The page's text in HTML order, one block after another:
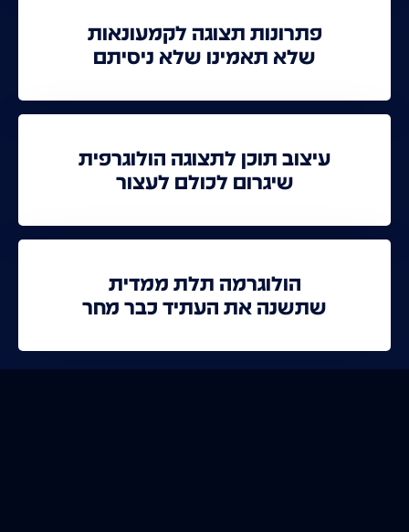
פתרונות תצוגה לקמעונאות
שלא תאמינו שלא ניסיתם
עיצוב תוכן לתצוגה הולוגרפית
שיגרום לכולם לעצור
הולוגרמה תלת ממדית
שתשנה את העתיד כבר מחר